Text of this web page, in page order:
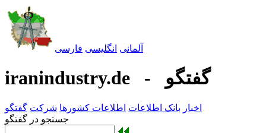
آلمانی انگليسی فارسی
iranindustry.de - گفتگو
اخبار بانک اطلاعات اطلاعات کشورها شرکت گفتگو
جستجو در گفتگو